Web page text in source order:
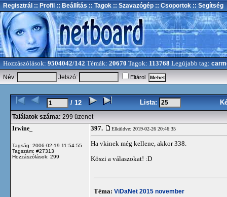
Regisztrál :: Profil :: Beállítás :: Tagok :: Szavazógép :: Csoportok :: Segítség
Hozzászólások: 9504042/142 Témák: 20670 Tagok: 113768 Legújabb tag:
Név:
Jelszó: Eltárol
/ 12 Lista:
Találatok száma: 299 üzenet
Irwine_
Tagság: 2006-02-19 11:54:55
Tagszám: #27313
Hozzászólások: 299
397. Elküldve: 2019-02-26 20:46:35
Ha vkinek még kellene, akkor 338.
Köszi a válaszokat! :D
Téma: ViDaNet 2015 november